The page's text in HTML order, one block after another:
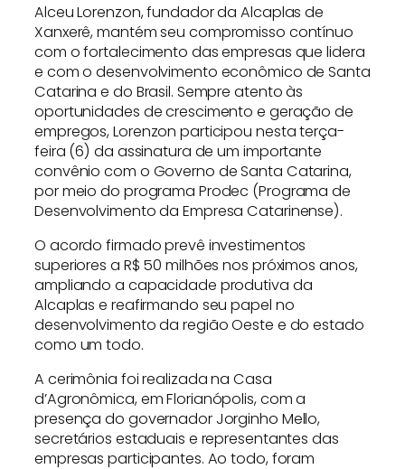
Alceu Lorenzon, fundador da Alcaplas de
Xanxerê, mantém seu compromisso contínuo
com o fortalecimento das empresas que lidera
e com o desenvolvimento econômico de Santa
Catarina e do Brasil. Sempre atento às
oportunidades de crescimento e geração de
empregos, Lorenzon participou nesta terça-
feira (6) da assinatura de um importante
convênio com o Governo de Santa Catarina,
por meio do programa Prodec (Programa de
Desenvolvimento da Empresa Catarinense).
O acordo firmado prevê investimentos
superiores a R$ 50 milhões nos próximos anos,
ampliando a capacidade produtiva da
Alcaplas e reafirmando seu papel no
desenvolvimento da região Oeste e do estado
como um todo.
A cerimônia foi realizada na Casa
d’Agronômica, em Florianópolis, com a
presença do governador Jorginho Mello,
secretários estaduais e representantes das
empresas participantes. Ao todo, foram